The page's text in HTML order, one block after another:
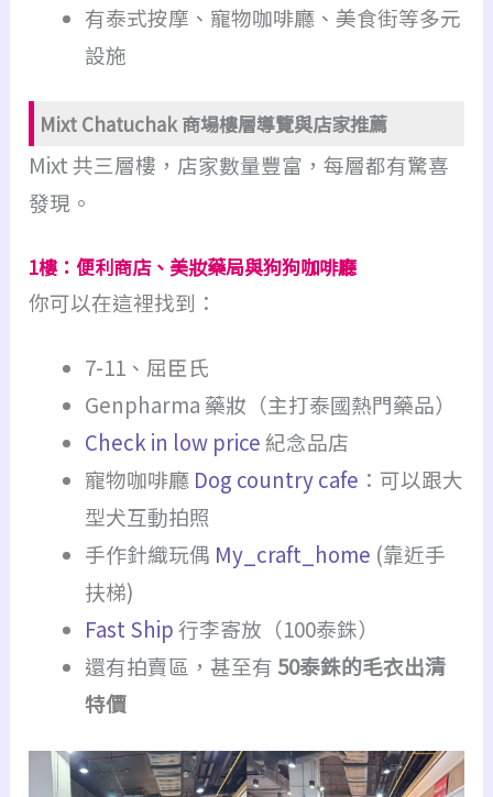
有泰式按摩、寵物咖啡廳、美食街等多元
設施
Mixt Chatuchak 商場樓層導覽與店家推薦
Mixt 共三層樓，店家數量豐富，每層都有驚喜
發現。
1樓：便利商店、美妝藥局與狗狗咖啡廳
你可以在這裡找到：
7-11、屈臣氏
Genpharma 藥妝（主打泰國熱門藥品）
Check in low price 紀念品店
寵物咖啡廳 Dog country cafe ：可以跟大
型犬互動拍照
手作針織玩偶 My_craft_home (靠近手
扶梯)
Fast Ship行李寄放（100泰銖）
還有拍賣區，甚至有50泰銖的毛衣出清
特價